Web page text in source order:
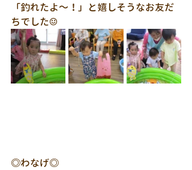
「釣れたよ～！」と嬉しそうなお友だ
ちでした☺
◎わなげ◎